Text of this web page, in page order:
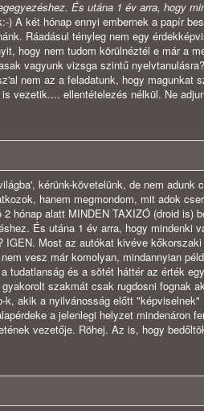
És utána 1 év arra, hogy
) A két hónap ennyi embernek a papír
Ráadásul tényleg nem egy
hogy nem tudom körülnéztél e már a
vagyunk vizsga szintű
nem az a feladatunk, hogy magunkat
vezetik.... ellentételezés nélkül. Ne
kérünk-követelünk, de nem
hanem megmondom, mit adok
hónap alatt MINDEN TAXIZÓ (droid is)
És utána 1 év arra, hogy mindenki
IGEN. Most az autókat kivéve
vesz már komolyan, mindannyian
tudatlanság és a sötét háttér az érték
szakmát csak rugdosni fognak
k, akik a nyilvánosság előtt
a jelenlegi helyzet mindenáron
vezetője. Röhej. Az is, hogy